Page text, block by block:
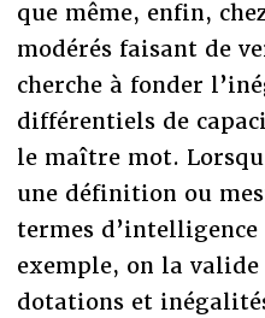
que même, enfin,
modérés faisant de
cherche à fonder
différentiels de
le maître mot.
une définition ou
termes
exemple, on la
dotations et